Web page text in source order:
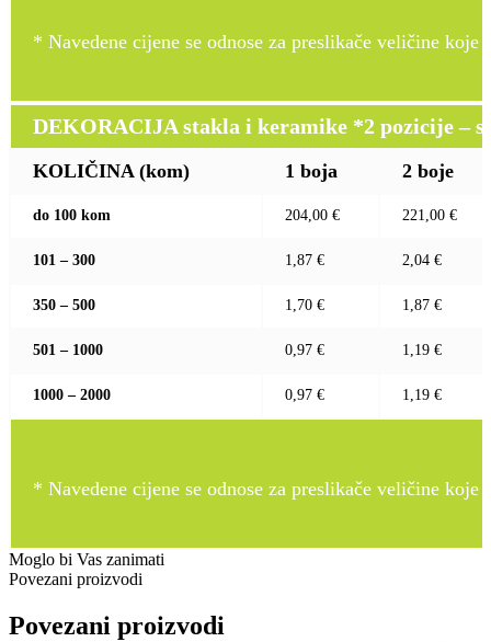
* Navedene cijene se odnose za preslikače veličine
DEKORACIJA stakla i keramike *2 pozicije –
KOLIČINA (kom) 1 boja 2 boje
do 100 kom 204,00 € 221,00 €
101 – 300 1,87 € 2,04 €
350 – 500 1,70 € 1,87 €
501 – 1000 0,97 € 1,19 €
1000 – 2000 0,97 € 1,19 €
* Navedene cijene se odnose za preslikače veličine
Moglo bi Vas zanimati
Povezani proizvodi
Povezani proizvodi